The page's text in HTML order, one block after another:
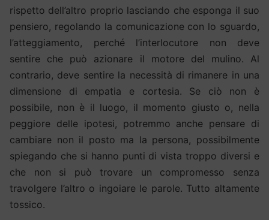
rispetto dell’altro proprio lasciando che esponga il suo
pensiero, regolando la comunicazione con lo sguardo,
l’atteggiamento, perché l’interlocutore non deve
sentire che può azionare il motore del mulino. Al
contrario, deve sentire la necessità di rimanere in una
dimensione di empatia e cortesia. Se ciò non è
possibile, non è il luogo, il momento giusto o, nella
peggiore delle ipotesi, potremmo anche pensare di
cambiare non il posto ma la persona, possibilmente
spiegando che si hanno punti di vista troppo diversi e
che non si può trovare un compromesso senza
travolgere l’altro o ingoiare le parole. Tutto altamente
tossico.